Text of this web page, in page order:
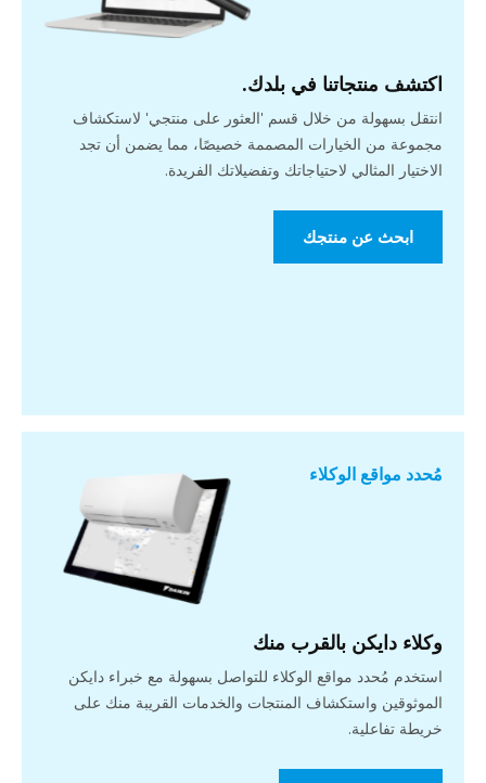
اكتشف منتجاتنا في بلدك.
انتقل بسهولة من خلال قسم 'العثور على منتجي' لاستكشاف
مجموعة من الخيارات المصممة خصيصًا، مما يضمن أن تجد
الاختيار المثالي لاحتياجاتك وتفضيلاتك الفريدة.
ابحث عن منتجك
مُحدد مواقع الوكلاء
وكلاء دايكن بالقرب منك
استخدم مُحدد مواقع الوكلاء للتواصل بسهولة مع خبراء دايكن
الموثوقين واستكشاف المنتجات والخدمات القريبة منك على
خريطة تفاعلية.